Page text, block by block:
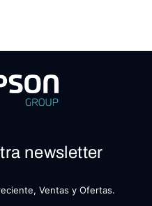
newsletter
Ventas y Ofertas.